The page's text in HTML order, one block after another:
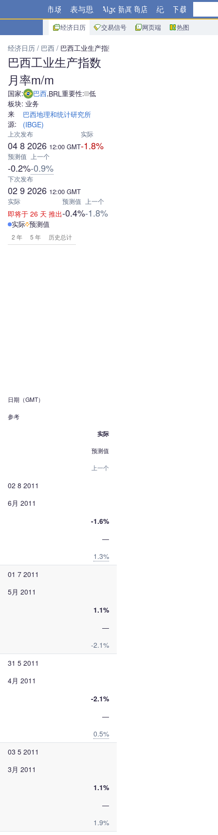
市场 图表与思路 Algo 新闻 商店 经纪商 下载
经济日历 交易信号 网页端 热图
经济日历 巴西 巴西工业生产指数月率m/m
巴西工业生产指数
月率m/m
国家: 巴西,BRL重要性: 低
板块: 业务
来
源:
巴西地理和统计研究所
(IBGE)
上次发布
04 8 2026 12:00 GMT
实际
-1.8%
预测值
-0.2%
上一个
-0.9%
下次发布
02 9 2026 12:00 GMT
实际
即将于 26 天 推出
预测值
-0.4%
上一个
-1.8%
实际 预测值
2 年 5 年 历史总计
日期（GMT）
参考
实际
预测值
上一个
02 8 2011
6月 2011
-1.6%
—
1.3%
01 7 2011
5月 2011
1.1%
—
-2.1%
31 5 2011
4月 2011
-2.1%
—
0.5%
03 5 2011
3月 2011
1.1%
—
1.9%